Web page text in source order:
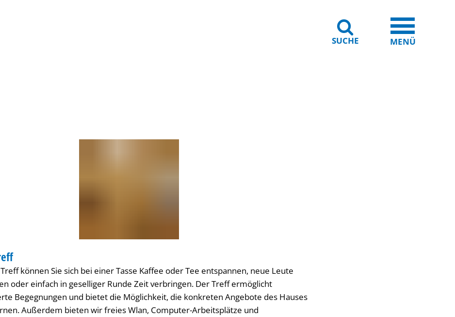
SUCHE MENÜ
können Sie sich bei einer Tasse Kaffee oder Tee entspannen, neue Leute
oder einfach in geselliger Runde Zeit verbringen. Der Treff ermöglicht
Begegnungen und bietet die Möglichkeit, die konkreten Angebote des Hauses
Außerdem bieten wir freies Wlan, Computer-Arbeitsplätze und